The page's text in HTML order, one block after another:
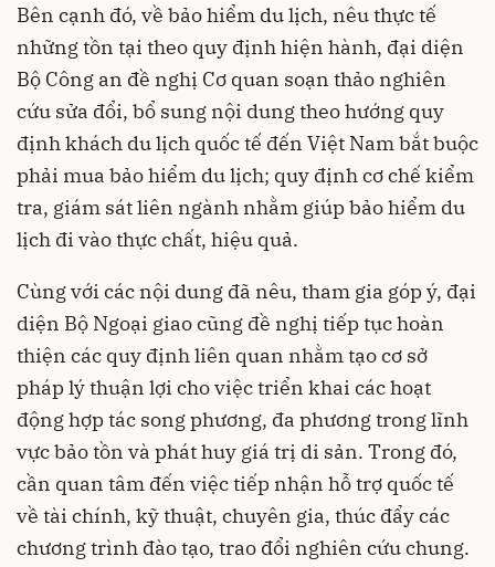
Bên cạnh đó, về bảo hiểm du lịch, nêu thực tế
những tồn tại theo quy định hiện hành, đại diện
Bộ Công an đề nghị Cơ quan soạn thảo nghiên
cứu sửa đổi, bổ sung nội dung theo hướng quy
định khách du lịch quốc tế đến Việt Nam bắt buộc
phải mua bảo hiểm du lịch; quy định cơ chế kiểm
tra, giám sát liên ngành nhằm giúp bảo hiểm du
lịch đi vào thực chất, hiệu quả.
Cùng với các nội dung đã nêu, tham gia góp ý, đại
diện Bộ Ngoại giao cũng đề nghị tiếp tục hoàn
thiện các quy định liên quan nhằm tạo cơ sở
pháp lý thuận lợi cho việc triển khai các hoạt
động hợp tác song phương, đa phương trong lĩnh
vực bảo tồn và phát huy giá trị di sản. Trong đó,
cần quan tâm đến việc tiếp nhận hỗ trợ quốc tế
về tài chính, kỹ thuật, chuyên gia, thúc đẩy các
chương trình đào tạo, trao đổi nghiên cứu chung.